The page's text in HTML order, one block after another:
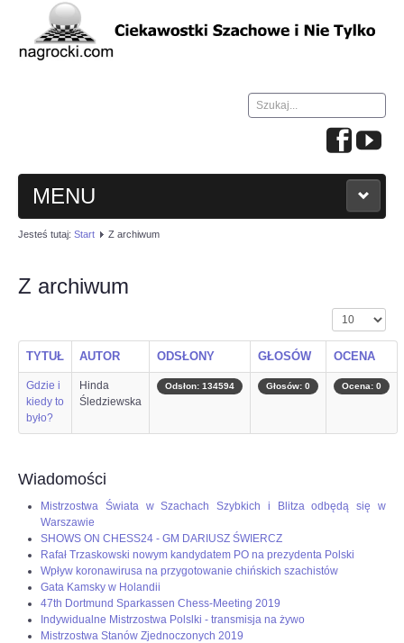
Szukaj...
MENU
HOME
WIADOMOŚCI
NAUKA GRY W SZACHY
TURNIEJE
OPINIE, KONTROWERSJE
POLITYKA
FILMIKI
Z ARCHIWUM
SZACHIŚCI
Jesteś tutaj: Start Z archiwum
Z archiwum
Pokaż #
TYTUŁ AUTOR ODSŁONY GŁOSÓW OCENA
Gdzie i
kiedy to
było?
Hinda
Śledziewska
Odsłon: 134594 Głosów: 0 Ocena: 0
Wiadomości
Mistrzostwa Świata w Szachach Szybkich i Blitza odbędą się w
Warszawie
SHOWS ON CHESS24 - GM DARIUSZ ŚWIERCZ
Rafał Trzaskowski nowym kandydatem PO na prezydenta Polski
Wpływ koronawirusa na przygotowanie chińskich szachistów
Gata Kamsky w Holandii
47th Dortmund Sparkassen Chess-Meeting 2019
Indywidualne Mistrzostwa Polslki - transmisja na żywo
Mistrzostwa Stanów Zjednoczonych 2019